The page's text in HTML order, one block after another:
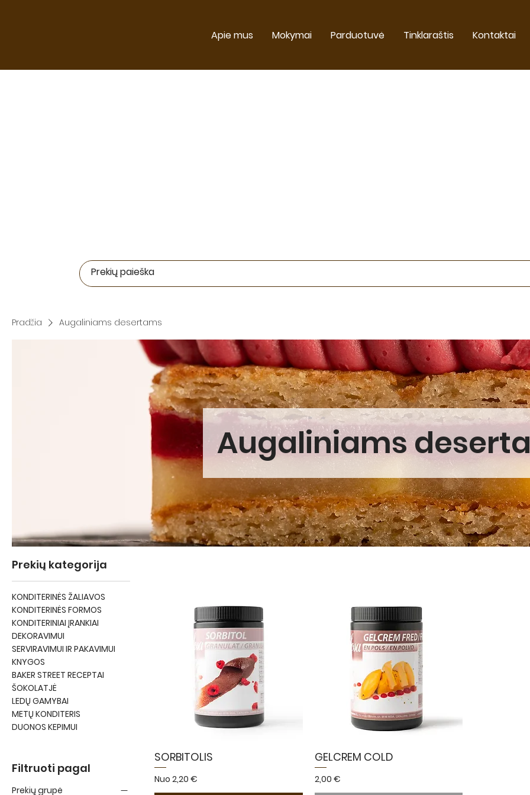
Apie mus Mokymai Parduotuvė Tinklaraštis Kontaktai
Pradžia Augaliniams desertams
Augaliniams
Prekių kategorija
KONDITERINĖS ŽALIAVOS
KONDITERINĖS FORMOS
KONDITERINIAI ĮRANKIAI
DEKORAVIMUI
SERVIRAVIMUI IR PAKAVIMUI
KNYGOS
BAKER STREET RECEPTAI
ŠOKOLATJĖ
LEDŲ GAMYBAI
METŲ KONDITERIS
DUONOS KEPIMUI
Filtruoti pagal
Prekių grupė
SORBITOLIS
Nuo 2,20 €
Pardavimo kaina
GELCREM COLD
Kaina
2,00 €